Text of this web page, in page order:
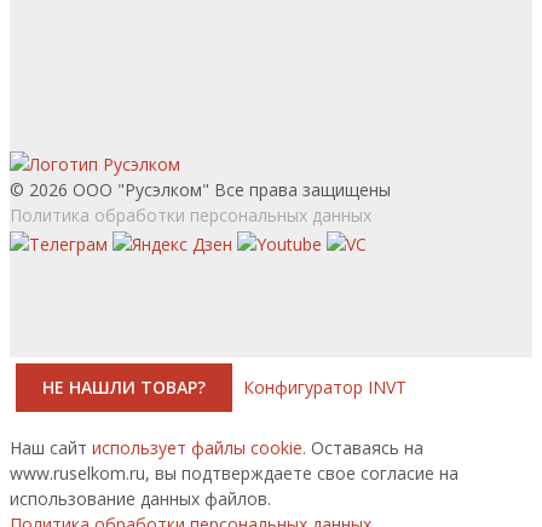
© 2026 ООО "Русэлком" Все права защищены
Политика обработки персональных данных
НЕ НАШЛИ ТОВАР? Конфигуратор INVT
Наш сайт использует файлы cookie. Оставаясь на
www.ruselkom.ru, вы подтверждаете свое согласие на
использование данных файлов.